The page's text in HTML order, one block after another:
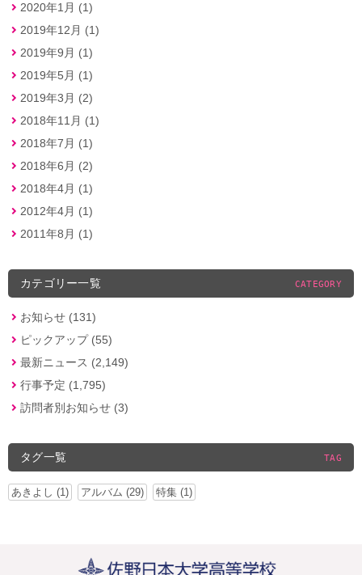
2020年1月 (1)
2019年12月 (1)
2019年9月 (1)
2019年5月 (1)
2019年3月 (2)
2018年11月 (1)
2018年7月 (1)
2018年6月 (2)
2018年4月 (1)
2012年4月 (1)
2011年8月 (1)
カテゴリー一覧 CATEGORY
お知らせ (131)
ピックアップ (55)
最新ニュース (2,149)
行事予定 (1,795)
訪問者別お知らせ (3)
タグ一覧 TAG
あきよし (1) アルバム (29) 特集 (1)